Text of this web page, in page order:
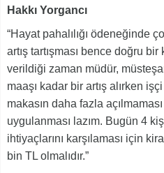
Hakkı Yorgancı
“Hayat pahalılığı ödeneğinde
artış tartışması bence doğru bir
verildiği zaman müdür,
maaşı kadar bir artış alırken
makasın daha fazla
uygulanması lazım. Bugün 4
ihtiyaçlarını karşılaması için
bin TL olmalıdır.”